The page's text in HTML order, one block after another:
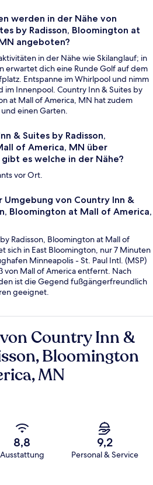
werden in der Nähe von
by Radisson, Bloomington at
angeboten?
in der Nähe wie Skilanglauf; in
erwartet dich eine Runde Golf auf dem
Entspanne im Whirlpool und nimm
im Innenpool. Country Inn & Suites by
at Mall of America, MN hat zudem
einen Garten.
& Suites by Radisson,
of America, MN über
es welche in der Nähe?
vor Ort.
Umgebung von Country Inn &
Bloomington at Mall of America,
Radisson, Bloomington at Mall of
sich in East Bloomington, nur 7 Minuten
Minneapolis - St. Paul Intl. (MSP)
von Mall of America entfernt. Nach
ist die Gegend fußgängerfreundlich
geeignet.
Country Inn &
Bloomington
MN
8,8
Ausstattung
9,2
Personal & Service